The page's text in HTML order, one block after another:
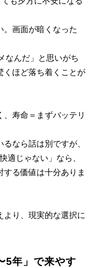
。画面が暗くなった
なんだ」と思いがち
くほど落ち着くことが
寿命＝まずバッテリ
なら話は別ですが、
適じゃない」なら、
る価値は十分ありま
より、現実的な選択に
5年」で来やす